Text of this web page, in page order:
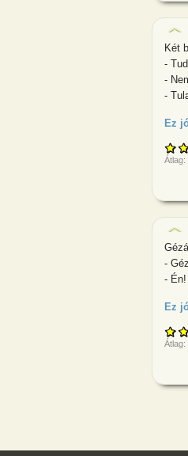
Két
-
-
-
Ez
Átlag:
-
-
Ez
Átlag: